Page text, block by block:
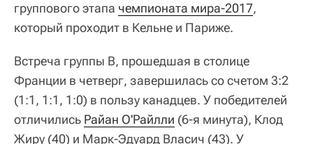
группового этапа чемпионата мира-2017,
который проходит в Кельне и Париже.
Встреча группы В, прошедшая в столице
Франции в четверг, завершилась со счетом 3:2
(1:1, 1:1, 1:0) в пользу канадцев. У победителей
отличились Райан О'Райлли (6-я минута), Клод
Жиру (40) и Марк-Эдуард Власич (43). У